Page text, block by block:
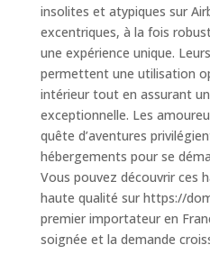
insolites et atypiques sur
excentriques, à la fois
une expérience unique.
permettent une utilisation
intérieur tout en assurant
exceptionnelle. Les
quête d’aventures
hébergements pour se
Vous pouvez découvrir ces
haute qualité sur https://
premier importateur en
soignée et la demande